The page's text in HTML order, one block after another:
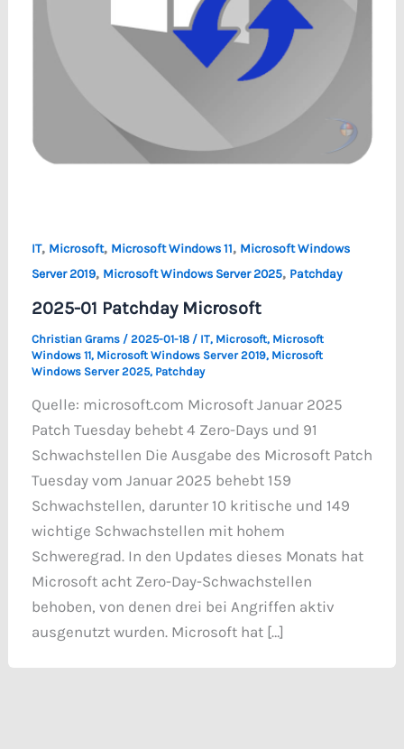
IT, Microsoft, Microsoft Windows 11, Microsoft Windows
Server 2019, Microsoft Windows Server 2025, Patchday
2025-01 Patchday Microsoft
Christian Grams / 2025-01-18 / IT, Microsoft, Microsoft
Windows 11, Microsoft Windows Server 2019, Microsoft
Windows Server 2025, Patchday
Quelle: microsoft.com Microsoft Januar 2025
Patch Tuesday behebt 4 Zero-Days und 91
Schwachstellen Die Ausgabe des Microsoft Patch
Tuesday vom Januar 2025 behebt 159
Schwachstellen, darunter 10 kritische und 149
wichtige Schwachstellen mit hohem
Schweregrad. In den Updates dieses Monats hat
Microsoft acht Zero-Day-Schwachstellen
behoben, von denen drei bei Angriffen aktiv
ausgenutzt wurden. Microsoft hat […]